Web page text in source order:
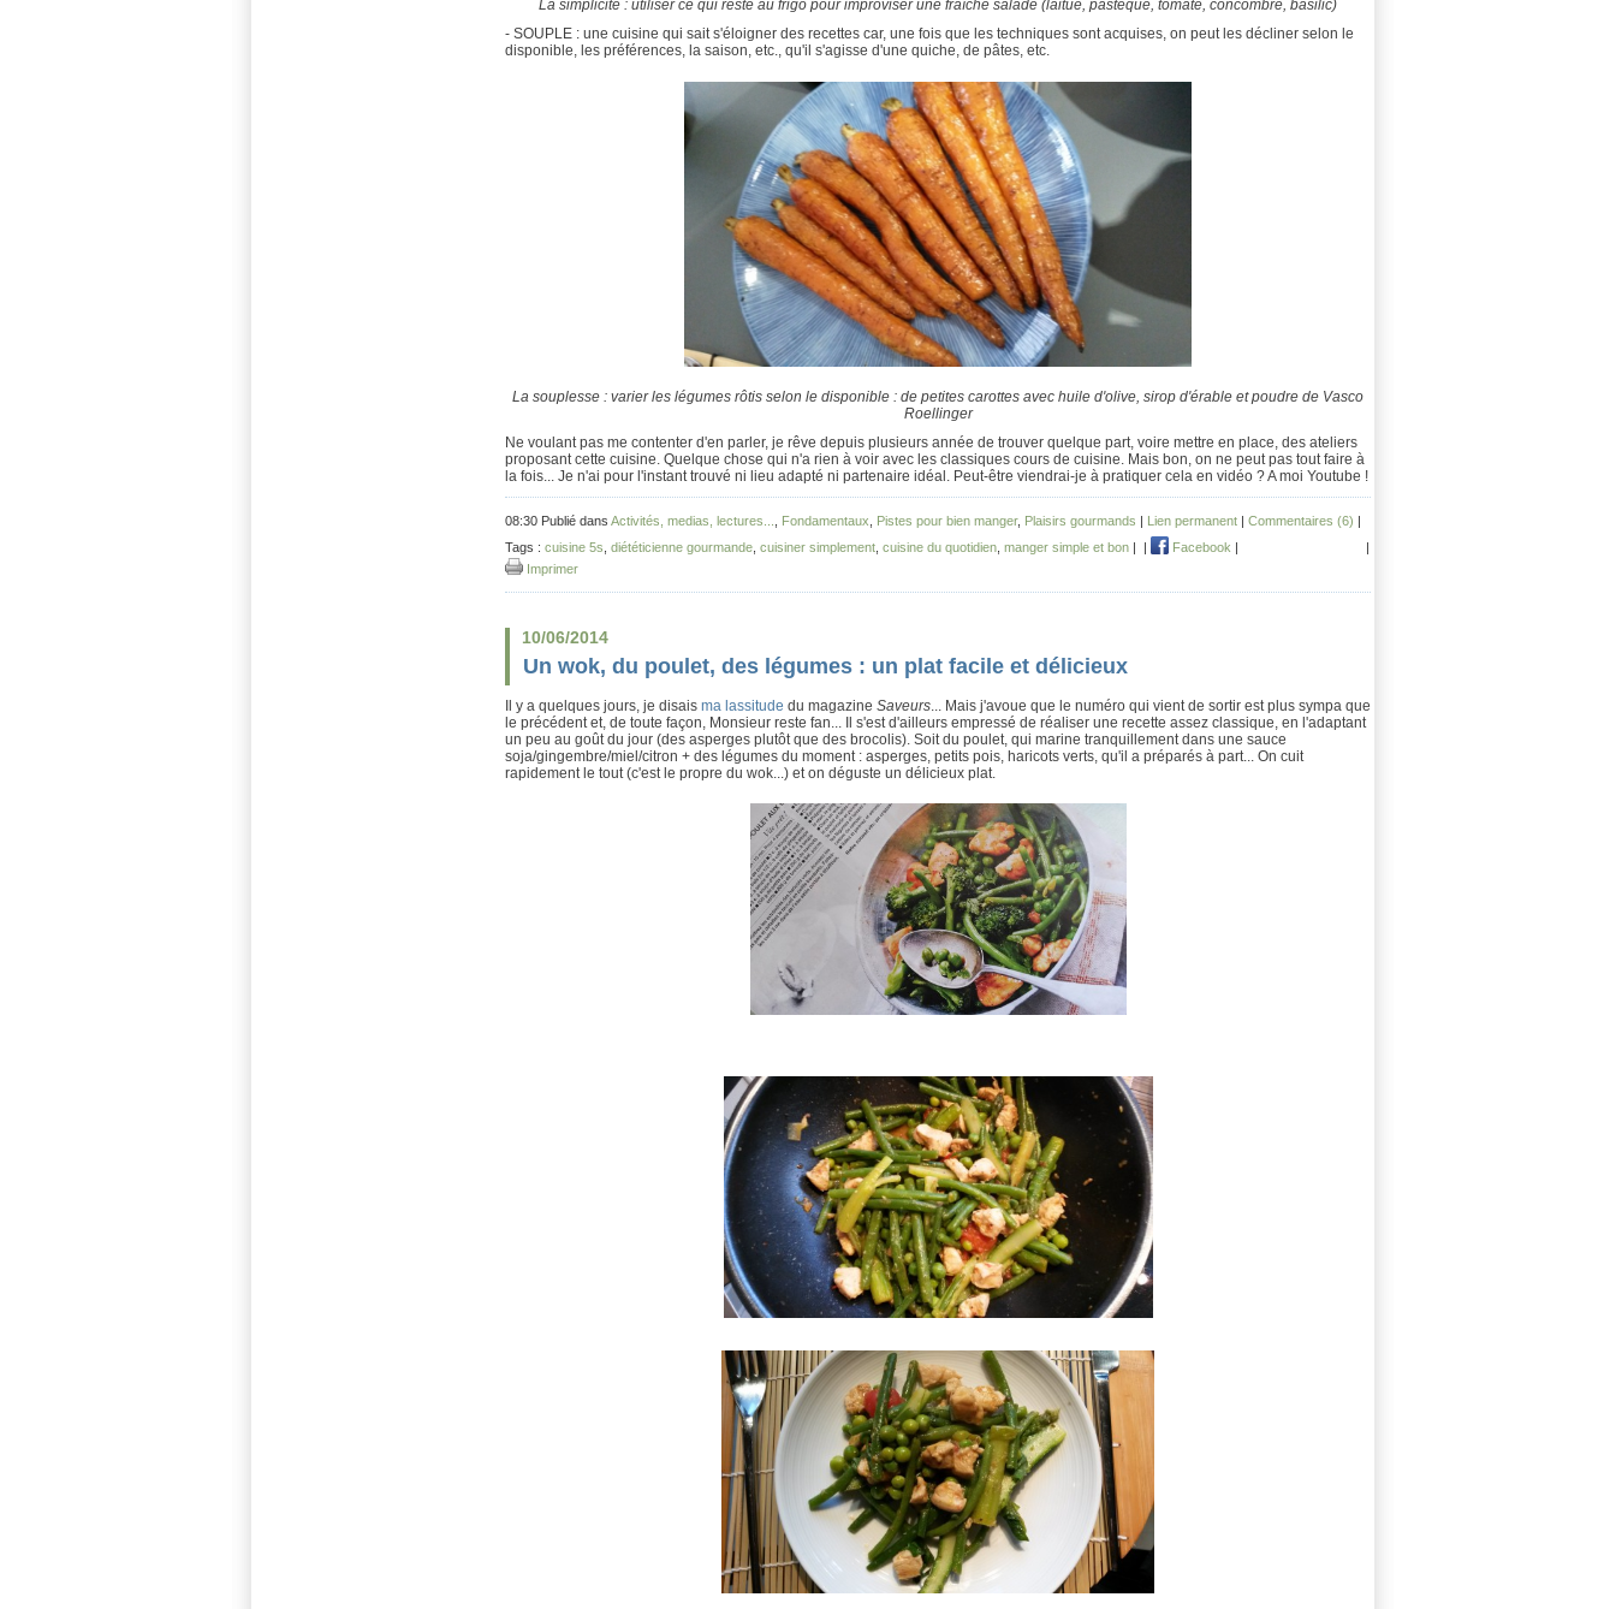
La simplicité : utiliser ce qui reste au frigo pour improviser une fraîche salade (laitue, pastèque, tomate, concombre, basilic)
- SOUPLE : une cuisine qui sait s'éloigner des recettes car, une fois que les techniques sont acquises, on peut les décliner selon le
disponible, les préférences, la saison, etc., qu'il s'agisse d'une quiche, de pâtes, etc.
La souplesse : varier les légumes rôtis selon le disponible : de petites carottes avec huile d'olive, sirop d'érable et poudre de Vasco
Roellinger
Ne voulant pas me contenter d'en parler, je rêve depuis plusieurs année de trouver quelque part, voire mettre en place, des ateliers
proposant cette cuisine. Quelque chose qui n'a rien à voir avec les classiques cours de cuisine. Mais bon, on ne peut pas tout faire à
la fois... Je n'ai pour l'instant trouvé ni lieu adapté ni partenaire idéal. Peut-être viendrai-je à pratiquer cela en vidéo ? A moi Youtube !
08:30 Publié dans Activités, medias, lectures... Fondamentaux Pistes pour bien manger, Plaisirs gourmands | Lien permanent | Commentaires (6) |
Tags : cuisine 5s diététicienne gourmande cuisiner simplement cuisine du quotidien manger simple et bon | | Facebook |
|
Imprimer
10/06/2014
Un wok, du poulet, des légumes : un plat facile et délicieux
Il y a quelques jours, je disais ma lassitude du magazine Saveurs... Mais j'avoue que le numéro qui vient de sortir est plus sympa que
le précédent et, de toute façon, Monsieur reste fan... Il s'est d'ailleurs empressé de réaliser une recette assez classique, en l'adaptant
un peu au goût du jour (des asperges plutôt que des brocolis). Soit du poulet, qui marine tranquillement dans une sauce
soja/gingembre/miel/citron + des légumes du moment : asperges, petits pois, haricots verts, qu'il a préparés à part... On cuit
rapidement le tout (c'est le propre du wok...) et on déguste un délicieux plat.